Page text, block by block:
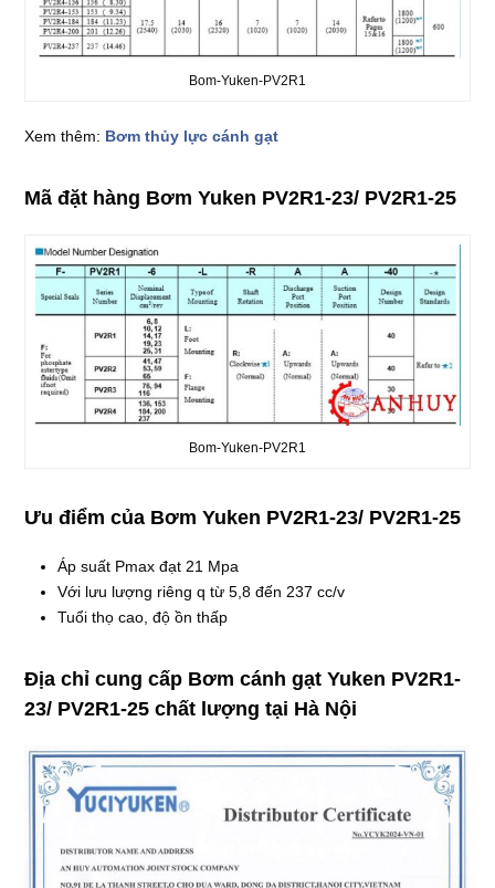
Bom-Yuken-PV2R1
Xem thêm: Bơm thủy lực cánh gạt
Mã đặt hàng Bơm Yuken PV2R1-23/ PV2R1-25
Bom-Yuken-PV2R1
Ưu điểm của Bơm Yuken PV2R1-23/ PV2R1-25
Áp suất Pmax đạt 21 Mpa
Với lưu lượng riêng q từ 5,8 đến 237 cc/v
Tuổi thọ cao, độ ồn thấp
Địa chỉ cung cấp Bơm cánh gạt Yuken PV2R1-
23/ PV2R1-25 chất lượng tại Hà Nội